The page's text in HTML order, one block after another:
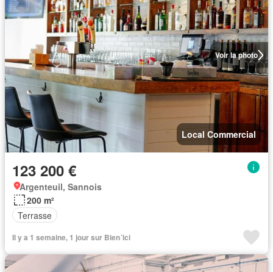
Voir la photo
Local Commercial
123 200 €
Argenteuil, Sannois
200 m²
Terrasse
Il y a 1 semaine, 1 jour sur Bien´ici